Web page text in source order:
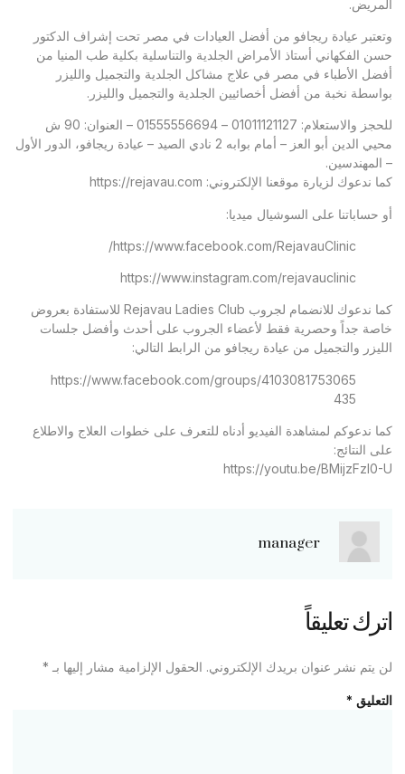
المريض.
وتعتبر عيادة ريجافو من أفضل العيادات في مصر تحت إشراف الدكتور
حسن الفكهاني أستاذ الأمراض الجلدية والتناسلية بكلية طب المنيا من
أفضل الأطباء في مصر في علاج مشاكل الجلدية والتجميل والليزر
بواسطة نخبة من أفضل أخصائيين الجلدية والتجميل والليزر.
للحجز والاستعلام: 01011121127 – 01555556694 – العنوان: 90 ش
محيي الدين أبو العز – أمام بوابه 2 نادي الصيد – عيادة ريجافو، الدور الأول
– المهندسين.
كما ندعوك لزيارة موقعنا الإلكتروني: https://rejavau.com
أو حساباتنا على السوشيال ميديا:
https://www.facebook.com/RejavauClinic/
https://www.instagram.com/rejavauclinic
كما ندعوك للانضمام لجروب Rejavau Ladies Club للاستفادة بعروض
خاصة جداً وحصرية فقط لأعضاء الجروب على أحدث وأفضل جلسات
الليزر والتجميل من عيادة ريجافو من الرابط التالي:
https://www.facebook.com/groups/4103081753065
435
كما ندعوكم لمشاهدة الفيديو أدناه للتعرف على خطوات العلاج والاطلاع
على النتائج:
https://youtu.be/BMijzFzl0-U
manager
اترك تعليقاً
لن يتم نشر عنوان بريدك الإلكتروني. الحقول الإلزامية مشار إليها بـ *
التعليق *